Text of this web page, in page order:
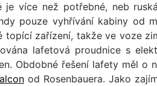
je více než potřebné, neb
pouze vyhřívání kabiny od
topící zařízení, takže ve voze
lafetová proudnice s
Obdobné řešení lafety měl o
od Rosenbauera. Jako